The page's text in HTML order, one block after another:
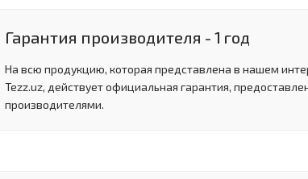
Гарантия производителя - 1 год
На всю продукцию, которая представлена в нашем
Tezz.uz, действует официальная гарантия,
производителями.